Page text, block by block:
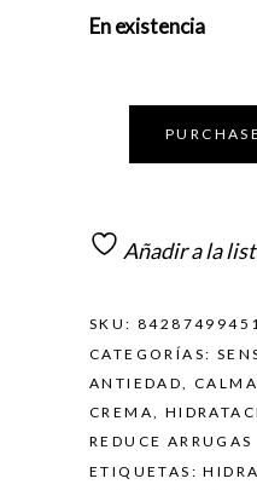
En existencia
PURCHASE
Añadir a la
SKU:
CATEGORÍAS:
ANTIEDAD,
CREMA,
REDUCE ARRUGAS
ETIQUETAS: